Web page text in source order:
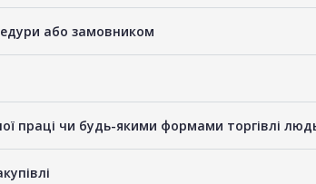
або замовником
праці чи будь-якими формами торгівлі